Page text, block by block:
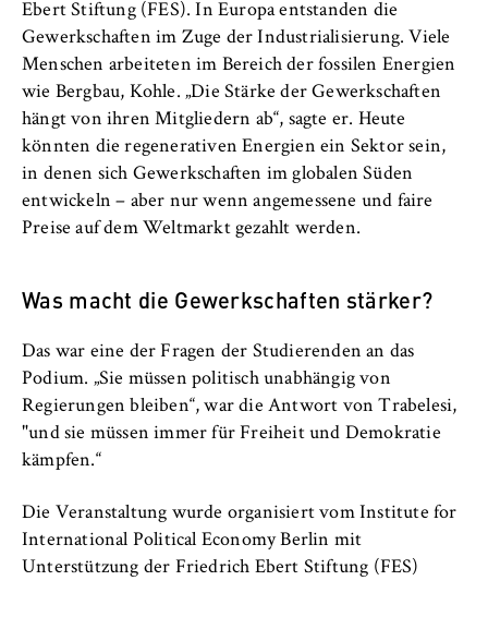
Ebert Stiftung (FES). In Europa entstanden die
Gewerkschaften im Zuge der Industrialisierung. Viele
Menschen arbeiteten im Bereich der fossilen Energien
wie Bergbau, Kohle. „Die Stärke der Gewerkschaften
hängt von ihren Mitgliedern ab“, sagte er. Heute
könnten die regenerativen Energien ein Sektor sein,
in denen sich Gewerkschaften im globalen Süden
entwickeln – aber nur wenn angemessene und faire
Preise auf dem Weltmarkt gezahlt werden.
Was macht die Gewerkschaften stärker?
Das war eine der Fragen der Studierenden an das
Podium. „Sie müssen politisch unabhängig von
Regierungen bleiben“, war die Antwort von Trabelesi,
"und sie müssen immer für Freiheit und Demokratie
kämpfen.“
Die Veranstaltung wurde organisiert vom Institute for
International Political Economy Berlin mit
Unterstützung der Friedrich Ebert Stiftung (FES)
STATISTIK
Matomo
Name:
_pk_id, _pk_ses, _pk_ref
Anbieter:
Zweck:
Nutzerverhaltens auf unserer Website, um
unser Angebot fortlaufend zu verbessern.
Hierzu werden Cookies gesetzt, die uns
helfen zu verstehen, welche Seiten am
häufigsten besucht werden.
Cookie Laufzeit:
bis zu 13 Monate